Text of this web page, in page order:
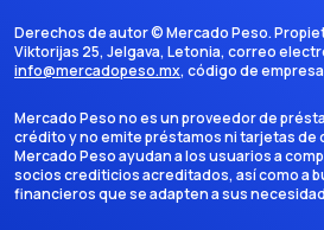
Derechos de autor ©Mercado Peso.
Viktorijas 25, Jelgava, Letonia, correo
info@mercadopeso.mx, código de
Mercado Peso no es un proveedor de
crédito y no emite préstamos ni tarjetas de
Mercado Peso ayudan a los usuarios a
socios crediticios acreditados, así como a
financieros que se adapten a sus